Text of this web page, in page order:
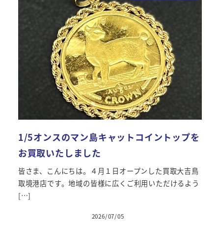
1/5オンスのマン島キャットコイントップを
お買取いたしました
皆さま、こんにちは。４月１日オープンした買取大吉鳥
取境港店です。地域の皆様に広くご利用いただけるよう
[…]
投稿日
2026/07/05